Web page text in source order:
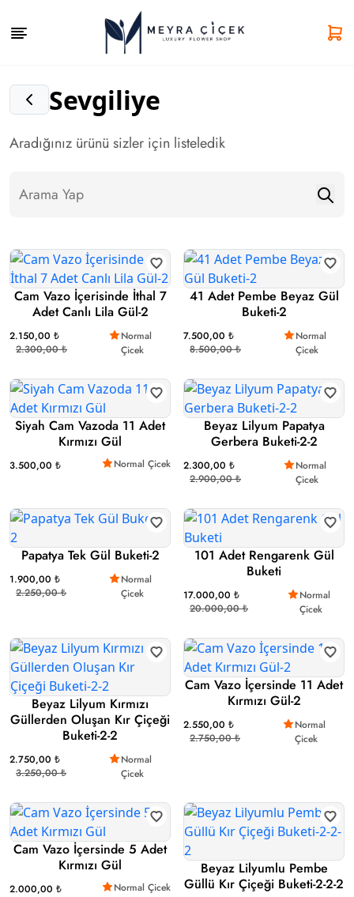
Sevgiliye
Aradığınız ürünü sizler için listeledik
Cam Vazo İçerisinde İthal 7
Adet Canlı Lila Gül-2
2.150,00 ₺
2.300,00 ₺
Normal
Çicek
41 Adet Pembe Beyaz Gül
Buketi-2
7.500,00 ₺
8.500,00 ₺
Normal
Çicek
Siyah Cam Vazoda 11 Adet
Kırmızı Gül
3.500,00 ₺ Normal Çicek
Beyaz Lilyum Papatya
Gerbera Buketi-2-2
2.300,00 ₺
2.900,00 ₺
Normal
Çicek
Papatya Tek Gül Buketi-2
1.900,00 ₺
2.250,00 ₺
Normal
Çicek
101 Adet Rengarenk Gül
Buketi
17.000,00 ₺
20.000,00 ₺
Normal
Çicek
Beyaz Lilyum Kırmızı
Güllerden Oluşan Kır Çiçeği
Buketi-2-2
2.750,00 ₺
3.250,00 ₺
Normal
Çicek
Cam Vazo İçersinde 11 Adet
Kırmızı Gül-2
2.550,00 ₺
2.750,00 ₺
Normal
Çicek
Cam Vazo İçersinde 5 Adet
Kırmızı Gül
2.000,00 ₺ Normal Çicek
Beyaz Lilyumlu Pembe
Güllü Kır Çiçeği Buketi-2-2-2